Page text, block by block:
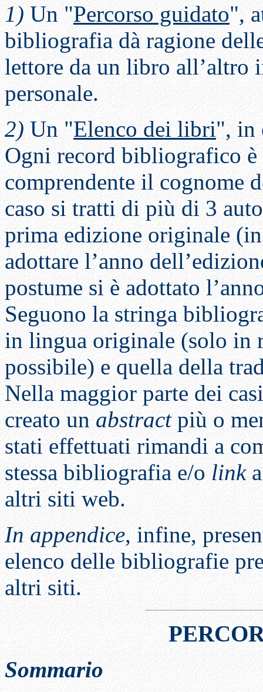
1) Un "Percorso guidato",
bibliografia dà ragione
lettore da un libro all’altro
personale.
2) Un "Elenco dei libri", in
Ogni record bibliografico
comprendente il cognome
caso si tratti di più di 3
prima edizione originale
adottare l’anno
postume si è adottato
Seguono la stringa
in lingua originale (solo in
possibile) e quella della
Nella maggior parte dei
creato un abstractpiù o
stati effettuati rimandi a
stessa bibliografia e/o link
altri siti web.
In appendice, infine,
elenco delle bibliografie
altri siti.
Sommario